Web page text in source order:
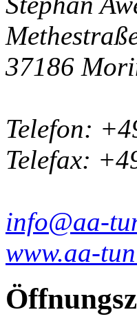
37186
Telefon:
Telefax:
info@aa-
www.aa-